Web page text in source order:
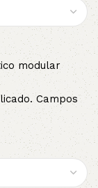
modular
Campos